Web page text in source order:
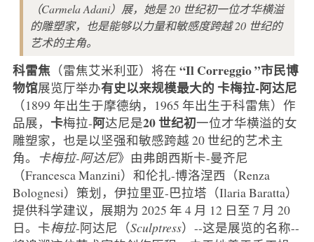
（Carmela Adani）展，她是 20 世纪初一位才华横溢
的雕塑家，也是能够以力量和敏感度跨越 20 世纪的
艺术的主角。
科雷焦 （雷焦艾米利亚）将在 “Il Correggio ”市民博
物馆展览厅举办有史以来规模最大的 卡梅拉-阿达尼
（1899 年出生于摩德纳，1965 年出生于科雷焦）作
品展， 卡梅拉-阿达尼是20 世纪初一位才华横溢的女
雕塑家，也是以坚强和敏感跨越 20 世纪的艺术主
角。 卡梅拉-阿达尼》由弗朗西斯卡-曼齐尼
（Francesca Manzini）和伦扎-博洛涅西（Renza
Bolognesi）策划，伊拉里亚-巴拉塔（Ilaria Baratta）
提供科学建议，展期为 2025 年 4 月 12 日至 7 月 20
日。卡梅拉-阿达尼（Sculptress）--这是展览的名称--